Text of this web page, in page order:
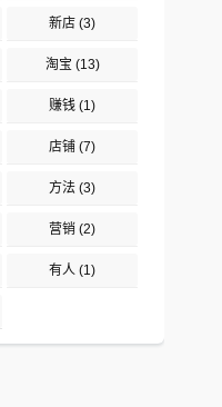
新店 (3)
淘宝 (13)
赚钱 (1)
店铺 (7)
方法 (3)
营销 (2)
有人 (1)